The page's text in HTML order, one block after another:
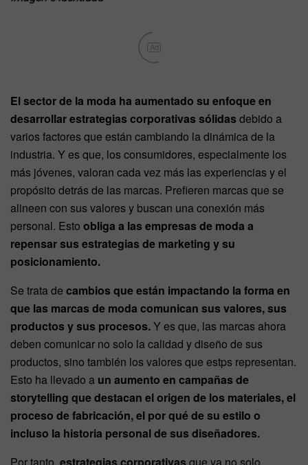
Ad
El sector de la moda ha aumentado su enfoque en
desarrollar estrategias corporativas sólidas debido a
varios factores que están cambiando la dinámica de la
industria. Y es que, los consumidores, especialmente los
más jóvenes, valoran cada vez más las experiencias y el
propósito detrás de las marcas. Prefieren marcas que se
alineen con sus valores y buscan una conexión más
personal. Esto obliga a las empresas de moda a
repensar sus estrategias de marketing y su
posicionamiento.
Se trata de cambios que están impactando la forma en
que las marcas de moda comunican sus valores, sus
productos y sus procesos.Y es que, las marcas ahora
deben comunicar no solo la calidad y diseño de sus
productos, sino también los valores que estps representan.
Esto ha llevado a un aumento en campañas de
storytelling que destacan el origen de los materiales, el
proceso de fabricación, el por qué de su estilo o
incluso la historia personal de sus diseñadores.